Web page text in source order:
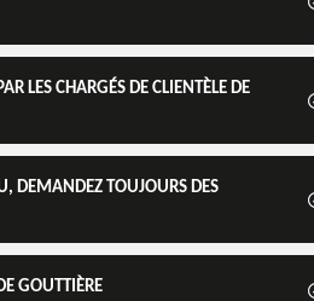
LES CHARGÉS DE CLIENTÈLE DE
DEMANDEZ TOUJOURS DES
GOUTTIÈRE